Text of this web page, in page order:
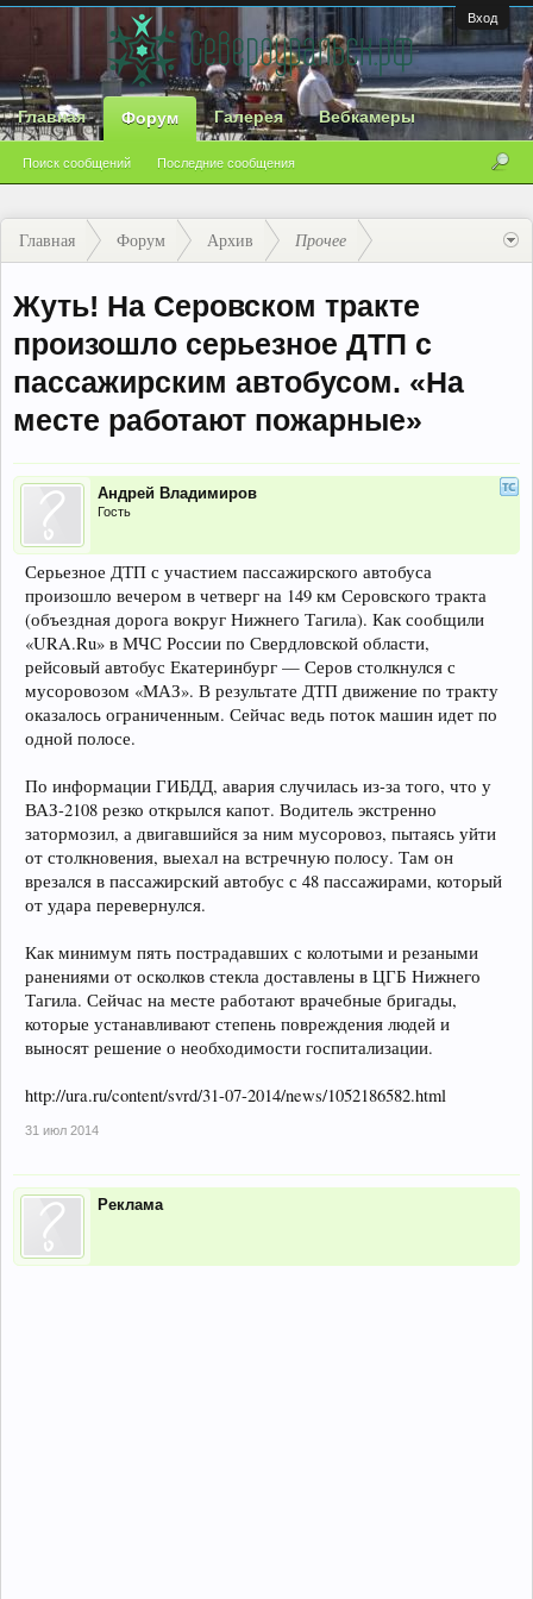
Вход
Главная Форум
Поиск сообщений Последние сообщения
Галерея Вебкамеры
Главная Форум Архив Прочее
Жуть! На Серовском тракте
произошло серьезное ДТП с
пассажирским автобусом. «На
месте работают пожарные»
Андрей Владимиров
Гость
Серьезное ДТП с участием пассажирского автобуса
произошло вечером в четверг на 149 км Серовского тракта
(объездная дорога вокруг Нижнего Тагила). Как сообщили
«URA.Ru» в МЧС России по Свердловской области,
рейсовый автобус Екатеринбург — Серов столкнулся с
мусоровозом «МАЗ». В результате ДТП движение по тракту
оказалось ограниченным. Сейчас ведь поток машин идет по
одной полосе.
По информации ГИБДД, авария случилась из-за того, что у
ВАЗ-2108 резко открылся капот. Водитель экстренно
затормозил, а двигавшийся за ним мусоровоз, пытаясь уйти
от столкновения, выехал на встречную полосу. Там он
врезался в пассажирский автобус с 48 пассажирами, который
от удара перевернулся.
Как минимум пять пострадавших с колотыми и резаными
ранениями от осколков стекла доставлены в ЦГБ Нижнего
Тагила. Сейчас на месте работают врачебные бригады,
которые устанавливают степень повреждения людей и
выносят решение о необходимости госпитализации.
http://ura.ru/content/svrd/31-07-2014/news/1052186582.html
31 июл 2014
Реклама